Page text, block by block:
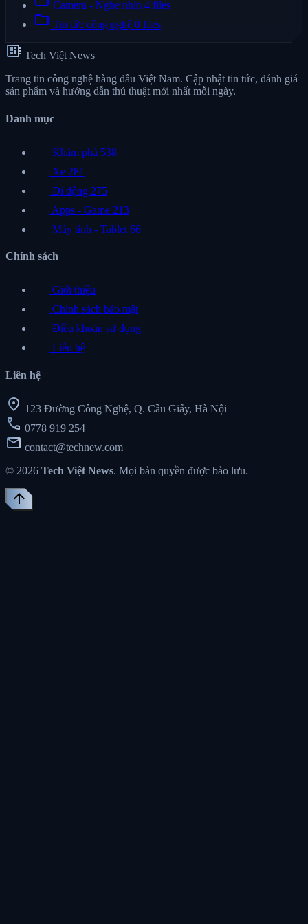
Camera - Nghe nhìn 4 files
folder Tin tức công nghệ 0 files
developer_board Tech Việt News
Trang tin công nghệ hàng đầu Việt Nam. Cập nhật tin tức, đánh giá
sản phẩm và hướng dẫn thủ thuật mới nhất mỗi ngày.
Danh mục
Khám phá 538
Xe 281
Di động 275
Apps - Game 213
Máy tính - Tablet 66
Chính sách
Giới thiệu
Chính sách bảo mật
Điều khoản sử dụng
Liên hệ
Liên hệ
location_on 123 Đường Công Nghệ, Q. Cầu Giấy, Hà Nội
call 0778 919 254
mail contact@technew.com
© 2026 Tech Việt News. Mọi bản quyền được bảo lưu.
arrow_upward